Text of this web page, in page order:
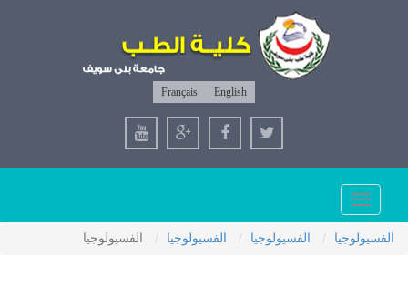
English
Français
Toggle
navigation
الفسيولوجيا
الفسيولوجيا الفسيولوجيا الفسيولوجيا